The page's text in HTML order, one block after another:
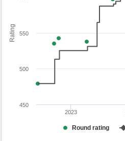
Rating
Round rating
2023
450
500
550